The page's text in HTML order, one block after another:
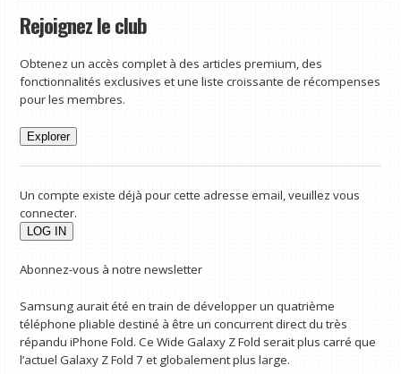
Rejoignez le club
Obtenez un accès complet à des articles premium, des
fonctionnalités exclusives et une liste croissante de récompenses
pour les membres.
Explorer
Un compte existe déjà pour cette adresse email, veuillez vous
connecter.
Abonnez-vous à notre newsletter
Samsung aurait été en train de développer un quatrième
téléphone pliable destiné à être un concurrent direct du très
répandu iPhone Fold. Ce Wide Galaxy Z Fold serait plus carré que
l’actuel Galaxy Z Fold 7 et globalement plus large.